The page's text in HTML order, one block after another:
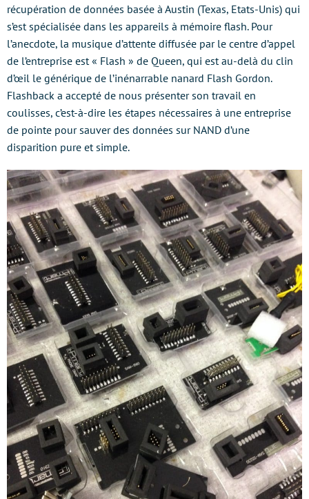
récupération de données basée à Austin (Texas, Etats-Unis) qui
s’est spécialisée dans les appareils à mémoire flash. Pour
l’anecdote, la musique d’attente diffusée par le centre d’appel
de l’entreprise est « Flash » de Queen, qui est au-delà du clin
d’œil le générique de l’inénarrable nanard Flash Gordon.
Flashback a accepté de nous présenter son travail en
coulisses, c’est-à-dire les étapes nécessaires à une entreprise
de pointe pour sauver des données sur NAND d’une
disparition pure et simple.